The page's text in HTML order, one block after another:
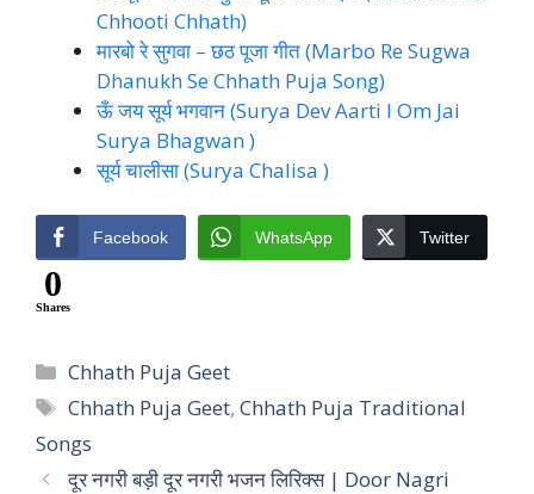
Chhooti Chhath)
मारबो रे सुगवा – छठ पूजा गीत (Marbo Re Sugwa
Dhanukh Se Chhath Puja Song)
ऊँ जय सूर्य भगवान (Surya Dev Aarti I Om Jai
Surya Bhagwan )
सूर्य चालीसा (Surya Chalisa )
Facebook WhatsApp Twitter
0
Shares
Categories
Chhath Puja Geet
Tags
Chhath Puja Geet,Chhath Puja Traditional
Songs
दूर नगरी बड़ी दूर नगरी भजन लिरिक्स | Door Nagri